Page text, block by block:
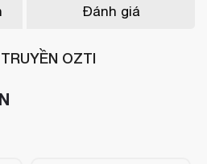
Đánh giá
OZTI